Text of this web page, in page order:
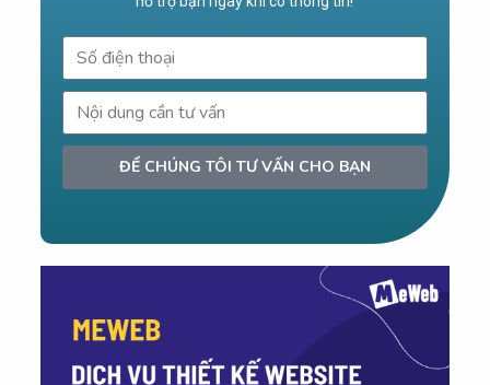
ĐỂ CHÚNG TÔI TƯ VẤN CHO BẠN